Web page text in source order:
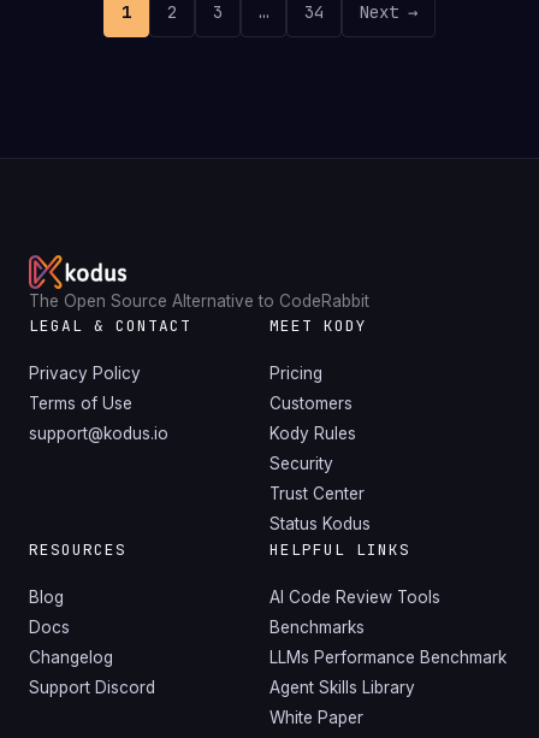
1 2 3 … 34 Next →
The Open Source Alternative to CodeRabbit
LEGAL & CONTACT
Privacy Policy
Terms of Use
support@kodus.io
MEET KODY
Pricing
Customers
Kody Rules
Security
Trust Center
Status Kodus
RESOURCES
Blog
Docs
Changelog
Support Discord
HELPFUL LINKS
AI Code Review Tools
Benchmarks
LLMs Performance Benchmark
Agent Skills Library
White Paper